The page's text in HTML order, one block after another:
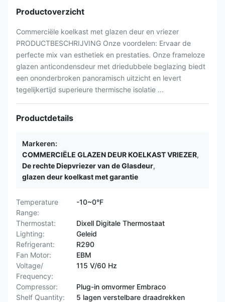
Productoverzicht
Commerciële koelkast met glazen deur en vriezer
PRODUCTBESCHRIJVING Onze voordelen: Ervaar de
perfecte mix van esthetiek en prestaties. Onze frameloze
glazen anticondensdeur met driedubbele beglazing biedt
een ononderbroken panoramisch uitzicht en levert
tegelijkertijd superieure thermische isolatie ...
Productdetails
Markeren:
COMMERCIËLE GLAZEN DEUR KOELKAST VRIEZER,
De rechte Diepvriezer van de Glasdeur,
glazen deur koelkast met garantie
Temperature
Range:
-10~0°F
Thermostat:
Dixell Digitale Thermostaat
Lighting:
Geleid
Refrigerant:
R290
Fan Motor:
EBM
Voltage/
Frequency:
115 V/60 Hz
Compressor:
Plug-in omvormer Embraco
Shelf Quantity:
5 lagen verstelbare draadrekken